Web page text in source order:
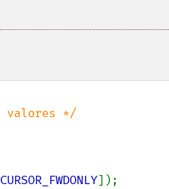
CURSOR_FWDONLY